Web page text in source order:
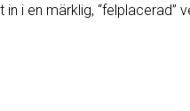
i en märklig, “felplacerad”